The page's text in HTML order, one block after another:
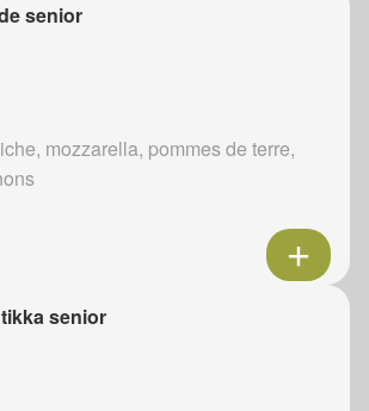
senior
mozzarella, pommes de terre,
senior